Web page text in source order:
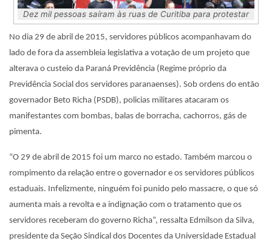
Dez mil pessoas saíram às ruas de Curitiba para protestar
No dia 29 de abril de 2015, servidores públicos acompanhavam do
lado de fora da assembleia legislativa a votação de um projeto que
alterava o custeio da Paraná Previdência (Regime próprio da
Previdência Social dos servidores paranaenses). Sob ordens do então
governador Beto Richa (PSDB), policias militares atacaram os
manifestantes com bombas, balas de borracha, cachorros, gás de
pimenta.
“O 29 de abril de 2015 foi um marco no estado. Também marcou o
rompimento da relação entre o governador e os servidores públicos
estaduais. Infelizmente, ninguém foi punido pelo massacre, o que só
aumenta mais a revolta e a indignação com o tratamento que os
servidores receberam do governo Richa”, ressalta Edmilson da Silva,
presidente da Seção Sindical dos Docentes da Universidade Estadual